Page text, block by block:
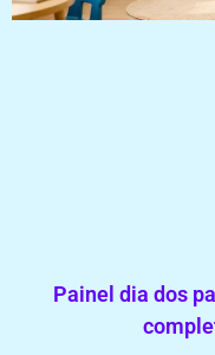
Painel dia dos